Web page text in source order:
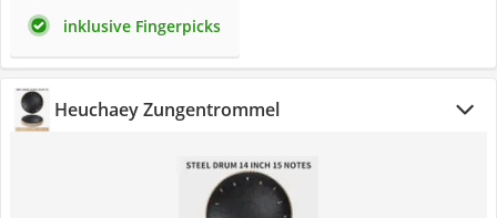
inklusive Fingerpicks
Heuchaey Zungentrommel